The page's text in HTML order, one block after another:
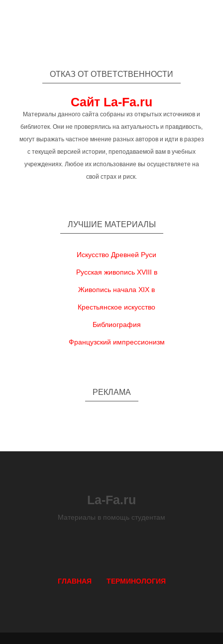
ОТКАЗ ОТ ОТВЕТСТВЕННОСТИ
Сайт La-Fa.ru
Материалы данного сайта собраны из открытых источников и
библиотек. Они не проверялись на актуальность и правдивость,
могут выражать частное мнение разных авторов и идти в разрез
с текущей версией истории, преподаваемой вам в учебных
учреждениях. Любое их использование вы осуществляете на
свой страх и риск.
ЛУЧШИЕ МАТЕРИАЛЫ
Искусство Древней Руси
Русская живопись XVIII в
Живопись начала XIX в
Крестьянское искусство
Библиография
Французский импрессионизм
РЕКЛАМА
La-Fa.ru
Материалы в помощь студентам
ГЛАВНАЯ ТЕРМИНОЛОГИЯ